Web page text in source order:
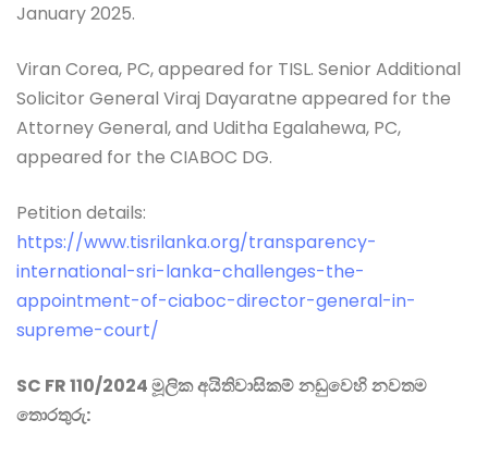
January 2025.
Viran Corea, PC, appeared for TISL. Senior Additional
Solicitor General Viraj Dayaratne appeared for the
Attorney General, and Uditha Egalahewa, PC,
appeared for the CIABOC DG.
Petition details:
https://www.tisrilanka.org/transparency-
international-sri-lanka-challenges-the-
appointment-of-ciaboc-director-general-in-
supreme-court/
SC FR 110/2024මූලිකඅයිතිවාසිකම්නඩුවෙහිනවතම
තොරතුරු: